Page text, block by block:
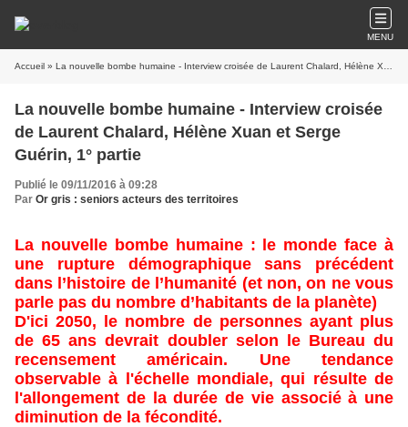
MENU
Accueil » La nouvelle bombe humaine - Interview croisée de Laurent Chalard, Hélène Xuan et Serge Guérin, 1° partie
La nouvelle bombe humaine - Interview croisée
de Laurent Chalard, Hélène Xuan et Serge
Guérin, 1° partie
Publié le 09/11/2016 à 09:28
Par Or gris : seniors acteurs des territoires
La nouvelle bombe humaine : le monde face à
une rupture démographique sans précédent
dans l’histoire de l’humanité (et non, on ne vous
parle pas du nombre d’habitants de la planète)
D'ici 2050, le nombre de personnes ayant plus
de 65 ans devrait doubler selon le Bureau du
recensement américain. Une tendance
observable à l'échelle mondiale, qui résulte de
l'allongement de la durée de vie associé à une
diminution de la fécondité.